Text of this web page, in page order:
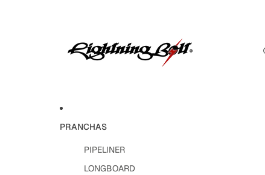
PRANCHAS
PIPELINER
LONGBOARD